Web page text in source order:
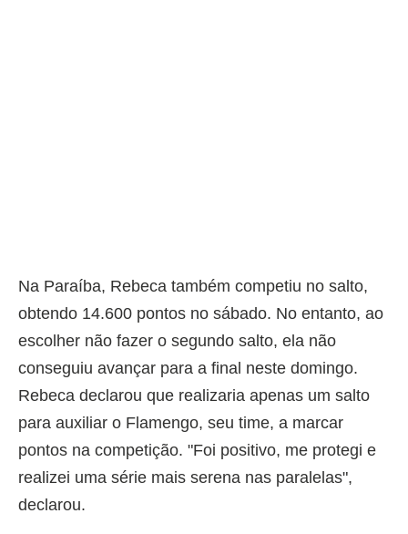
Na Paraíba, Rebeca também competiu no salto,
obtendo 14.600 pontos no sábado. No entanto, ao
escolher não fazer o segundo salto, ela não
conseguiu avançar para a final neste domingo.
Rebeca declarou que realizaria apenas um salto
para auxiliar o Flamengo, seu time, a marcar
pontos na competição. "Foi positivo, me protegi e
realizei uma série mais serena nas paralelas",
declarou.